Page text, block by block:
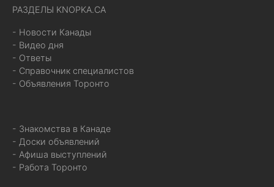
РАЗДЕЛЫ KNOPKA.CA
- Новости Канады
- Видео дня
- Ответы
- Справочник специалистов
- Объявления Торонто
- Знакомства в Канаде
- Доски объявлений
- Афиша выступлений
- Работа Торонто